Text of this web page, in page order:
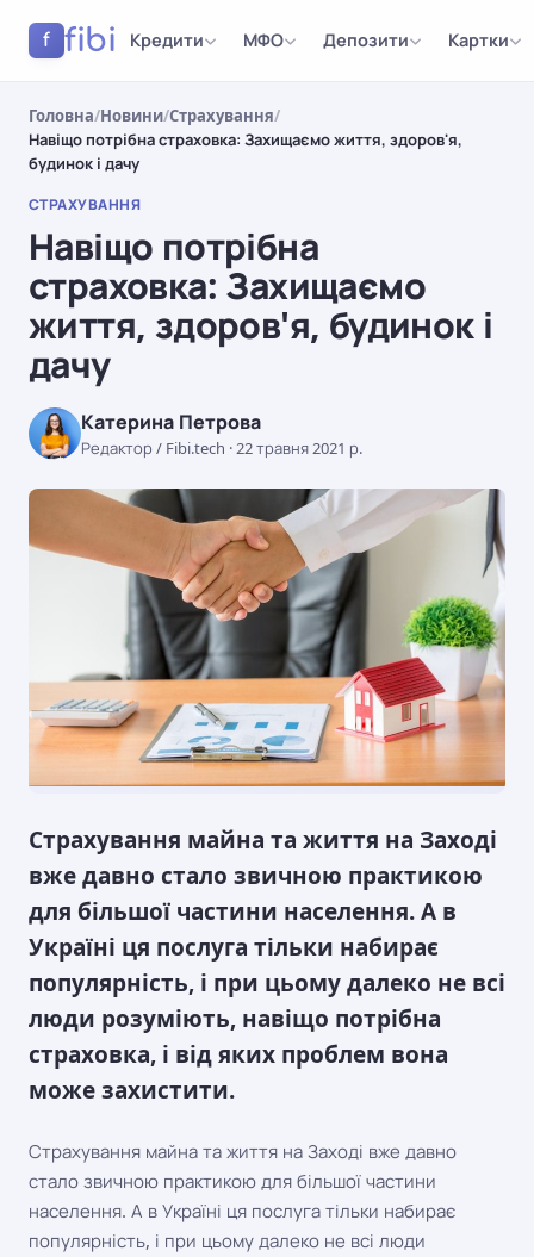
f fibi Кредити МФО Депозити Картки
Головна/Новини/Страхування/
Навіщо потрібна страховка: Захищаємо життя, здоров'я,
будинок і дачу
СТРАХУВАННЯ
Навіщо потрібна
страховка: Захищаємо
життя, здоров'я, будинок і
дачу
Катерина Петрова
Редактор / Fibi.tech ·22 травня 2021 р.
СТРАХУВАННЯ
Страхування майна та життя на Заході
вже давно стало звичною практикою
для більшої частини населення. А в
Україні ця послуга тільки набирає
популярність, і при цьому далеко не всі
люди розуміють, навіщо потрібна
страховка, і від яких проблем вона
може захистити.
Страхування майна та життя на Заході вже давно
стало звичною практикою для більшої частини
населення. А в Україні ця послуга тільки набирає
популярність, і при цьому далеко не всі люди